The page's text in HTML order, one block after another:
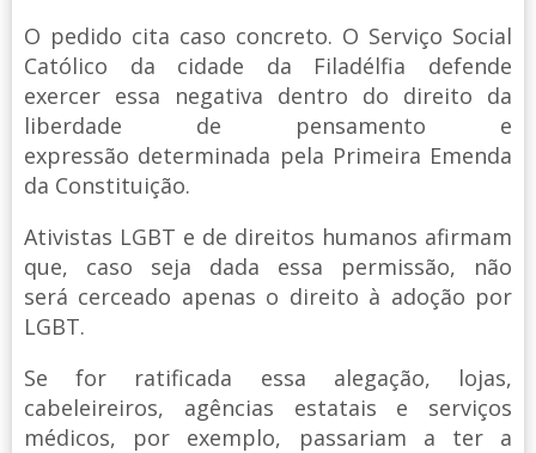
O pedido cita caso concreto. O Serviço Social
Católico da cidade da Filadélfia defende
exercer essa negativa dentro do direito da
liberdade de pensamento e
expressão determinada pela Primeira Emenda
da Constituição.
Ativistas LGBT e de direitos humanos afirmam
que, caso seja dada essa permissão, não
será cerceado apenas o direito à adoção por
LGBT.
Se for ratificada essa alegação, lojas,
cabeleireiros, agências estatais e serviços
médicos, por exemplo, passariam a ter a